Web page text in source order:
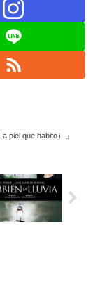
piel que habito）」